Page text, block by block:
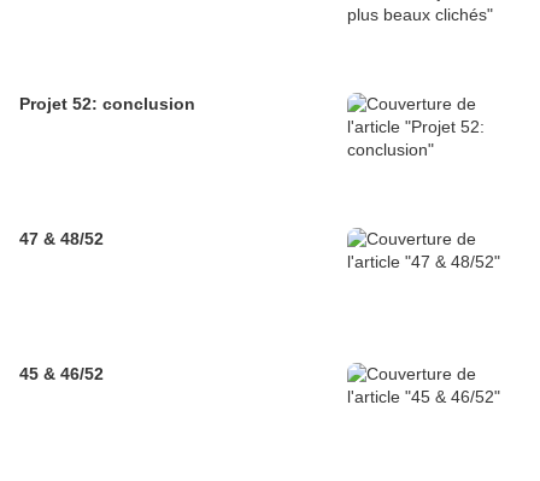
Projet 52: conclusion
47 & 48/52
45 & 46/52